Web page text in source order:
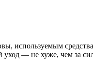
используемым
уход — не хуже, чем за